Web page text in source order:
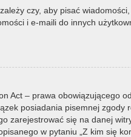
czy, aby pisać
i e-maili do innych
Act – prawa obowiązującego
posiadania pisemnej
zarejestrować się na danej
w pytaniu „Z kim się